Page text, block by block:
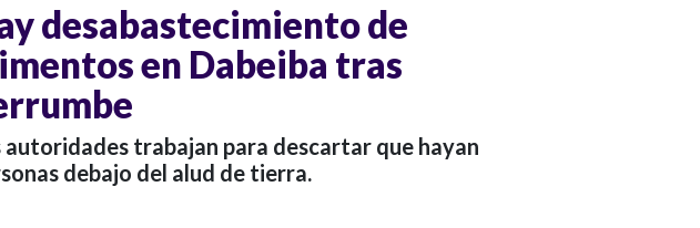
desabastecimiento de
en Dabeiba tras
autoridades trabajan para descartar que hayan
debajo del alud de tierra.